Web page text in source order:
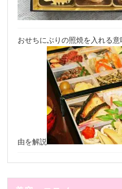
おせちにぶりの照焼を入れる
由を解説